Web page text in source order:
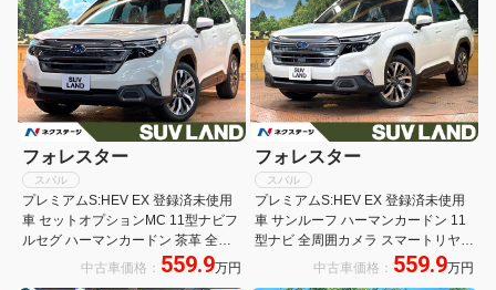
フォレスター
スバル
プレミアムS:HEV EX 登録済未使用
車 セットオプションMC 11型ナビフ
ルセグ ハーマンカードン 茶革 全周
囲カメラ アイサイトX AC100V 電動
リアゲート シートベンチレーション
中古車価格： 559.9万円
フォレスター
スバル
プレミアムS:HEV EX 登録済未使用
車 サンルーフ ハーマンカードン 11
型ナビ 全周囲カメラ スマートリヤビ
ューミラー 寒冷地仕様 100V電源 ア
イサイト レーダークルーズ 電動リア
中古車価格： 559.9万円